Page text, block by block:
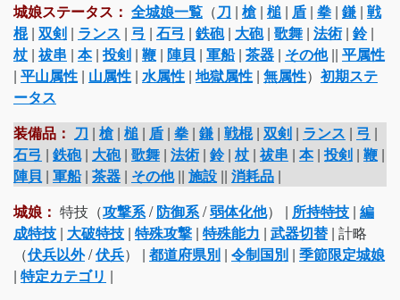
城娘ステータス： 全城娘一覧 （刀 | 槍 | 槌 | 盾 | 拳 | 鎌| 戦
棍| 双剣 | ランス | 弓 | 石弓 | 鉄砲| 大砲| 歌舞 | 法術| 鈴|
杖 | 祓串 | 本|投剣 | 鞭 | 陣貝 | 軍船| 茶器 | その他|| 平属性
| 平山属性 | 山属性 | 水属性 | 地獄属性 | 無属性） 初期ステ
ータス
装備品： 刀 | 槍 | 槌 | 盾 | 拳 | 鎌| 戦棍| 双剣 | ランス | 弓 |
石弓 | 鉄砲| 大砲| 歌舞 | 法術 | 鈴| 杖 | 祓串 | 本| 投剣 | 鞭 |
陣貝 | 軍船| 茶器 | その他|| 施設 || 消耗品 |
城娘： 特技（攻撃系/防御系/弱体化他） | 所持特技 | 編
成特技 | 大破特技 | 特殊攻撃 | 特殊能力 | 武器切替 | 計略
（伏兵以外/伏兵） | 都道府県別 | 令制国別 | 季節限定城娘
| 特定カテゴリ |